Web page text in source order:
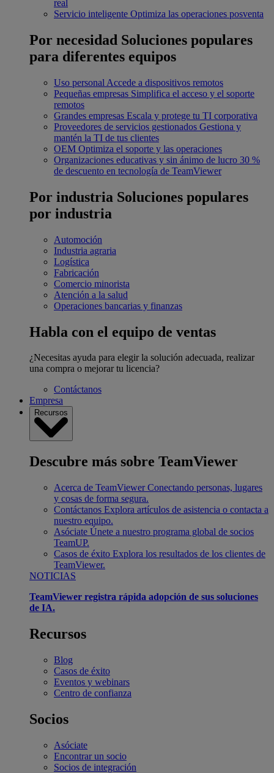
real
Servicio inteligente Optimiza las operaciones posventa
Por necesidad Soluciones populares
para diferentes equipos
Uso personal Accede a dispositivos remotos
Pequeñas empresas Simplifica el acceso y el soporte
remotos
Grandes empresas Escala y protege tu TI corporativa
Proveedores de servicios gestionados Gestiona y
mantén la TI de tus clientes
OEM Optimiza el soporte y las operaciones
Organizaciones educativas y sin ánimo de lucro 30 %
de descuento en tecnología de TeamViewer
Por industria Soluciones populares
por industria
Automoción
Industria agraria
Logística
Fabricación
Comercio minorista
Atención a la salud
Operaciones bancarias y finanzas
Habla con el equipo de ventas
¿Necesitas ayuda para elegir la solución adecuada, realizar
una compra o mejorar tu licencia?
Contáctanos
Empresa
Recursos
Descubre más sobre TeamViewer
Acerca de TeamViewer Conectando personas, lugares
y cosas de forma segura.
Contáctanos Explora artículos de asistencia o contacta a
nuestro equipo.
Asóciate Únete a nuestro programa global de socios
TeamUP.
Casos de éxito Explora los resultados de los clientes de
TeamViewer.
NOTICIAS
TeamViewer registra rápida adopción de sus soluciones
de IA.
Recursos
Blog
Casos de éxito
Eventos y webinars
Centro de confianza
Socios
Asóciate
Encontrar un socio
Socios de integración